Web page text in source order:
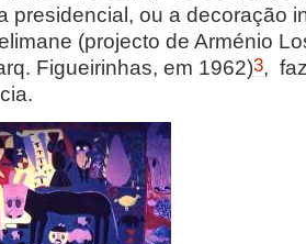
presidencial, ou a decoração
(projecto de Arménio
Figueirinhas, em 1962)3,